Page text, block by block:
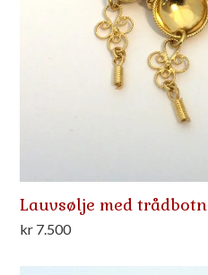
Lauvsølje med
kr 7.500